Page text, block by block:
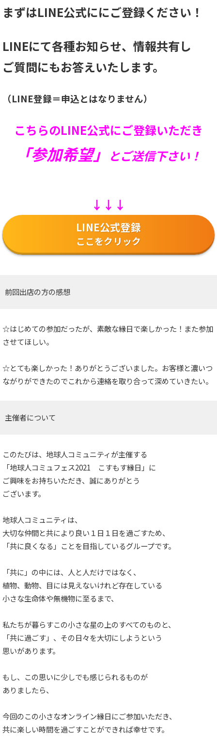
まずはLINE公式ににご登録ください！
LINEにて各種お知らせ、情報共有し
ご質問にもお答えいたします。
（LINE登録＝申込とはなりません）
こちらのLINE公式にご登録いただき
「参加希望」 とご送信下さい！
↓↓↓
LINE公式登録
ここをクリック
前回出店の方の感想
☆はじめての参加だったが、素敵な縁日で楽しかった！また参加
させてほしい。
☆とても楽しかった！ありがとうございました。お客様と濃いつ
ながりができたのでこれから連絡を取り合って深めていきたい。
主催者について
このたびは、地球人コミュニティが主催する
「地球人コミュフェス2021 こすもす縁日」に
ご興味をお持ちいただき、誠にありがとう
ございます。
地球人コミュニティは、
大切な仲間と共により良い１日１日を過ごすため、
「共に良くなる」ことを目指しているグループです。
「共に」の中には、人と人だけではなく、
植物、動物、目には見えないけれど存在している
小さな生命体や無機物に至るまで、
私たちが暮らすこの小さな星の上のすべてのものと、
「共に過ごす」、その日々を大切にしようという
思いがあります。
もし、この思いに少しでも感じられるものが
ありましたら、
今回のこの小さなオンライン縁日にご参加いただき、
共に楽しい時間を過ごすことができれば幸せです。